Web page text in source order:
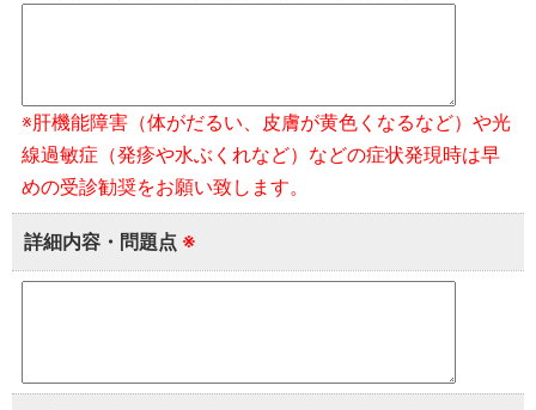
※肝機能障害（体がだるい、皮膚が黄色くなるなど）や光
線過敏症（発疹や水ぶくれなど）などの症状発現時は早
めの受診勧奨をお願い致します。
詳細内容・問題点 ※